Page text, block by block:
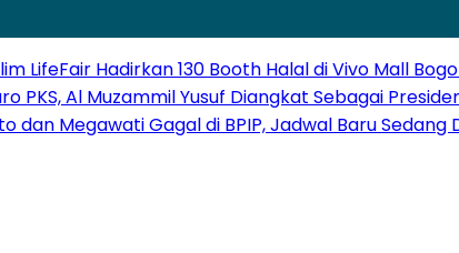
LifeFair Hadirkan 130 Booth Halal di Vivo Mall
PKS, Al Muzammil Yusuf Diangkat Sebagai
dan Megawati Gagal di BPIP, Jadwal Baru Sedang